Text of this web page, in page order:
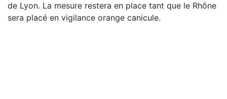
de Lyon. La mesure restera en place tant que le Rhône
sera placé en vigilance orange canicule.